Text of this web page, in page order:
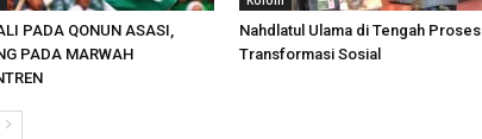
PADA QONUN ASASI,
PADA MARWAH
Nahdlatul Ulama di Tengah Proses
Transformasi Sosial